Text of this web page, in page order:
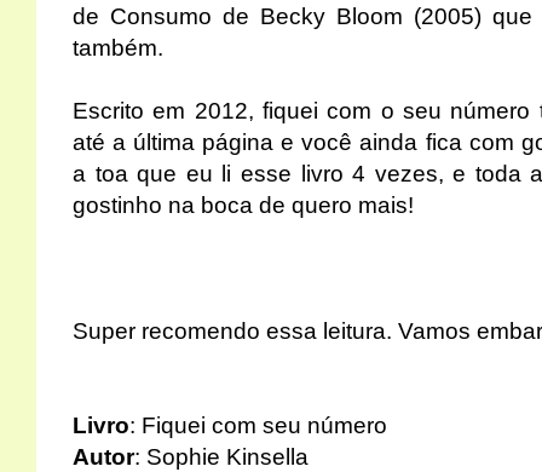
de Consumo de Becky Bloom (2005)
também.
Escrito em 2012, fiquei com o seu
até a última página e você ainda fica com
a toa que eu li esse livro 4 vezes, e toda
gostinho na boca de quero mais!
Super recomendo essa leitura. Vamos
Livro: Fiquei com seu número
Autor: Sophie Kinsella